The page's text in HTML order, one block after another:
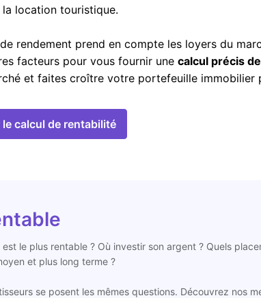
location touristique.
rendement prend en compte les loyers du
facteurs pour vous fournir une calcul précis
et faites croître votre portefeuille immobilier
calcul de rentabilité
le plus rentable ? Où investir son argent ? Quels
et plus long terme ?
se posent les mêmes questions. Découvrez nos